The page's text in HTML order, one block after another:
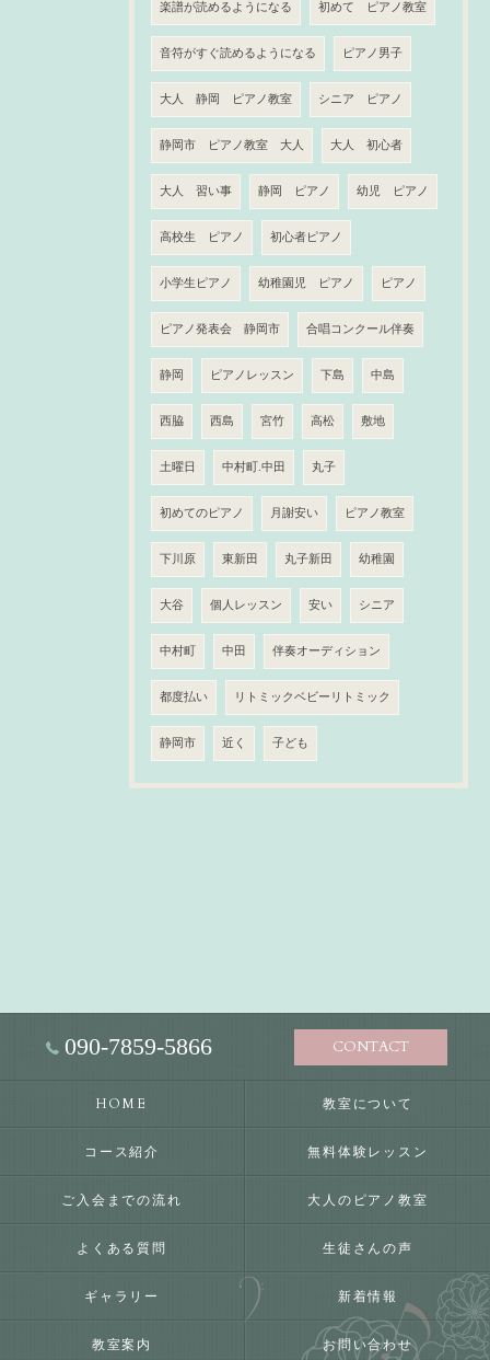
楽譜が読めるようになる 初めて ピアノ教室
音符がすぐ読めるようになる ピアノ男子
大人 静岡 ピアノ教室 シニア ピアノ
静岡市 ピアノ教室 大人 大人 初心者
大人 習い事 静岡 ピアノ 幼児 ピアノ
高校生 ピアノ 初心者ピアノ
小学生ピアノ 幼稚園児 ピアノ ピアノ
ピアノ発表会 静岡市 合唱コンクール伴奏
静岡 ピアノレッスン 下島 中島
西脇 西島 宮竹 高松 敷地
土曜日 中村町.中田 丸子
初めてのピアノ 月謝安い ピアノ教室
下川原 東新田 丸子新田 幼稚園
大谷 個人レッスン 安い シニア
中村町 中田 伴奏オーディション
都度払い リトミックベビーリトミック
静岡市 近く 子ども
090-7859-5866 CONTACT
HOME 教室について
コース紹介 無料体験レッスン
ご入会までの流れ 大人のピアノ教室
よくある質問 生徒さんの声
ギャラリー 新着情報
教室案内 お問い合わせ